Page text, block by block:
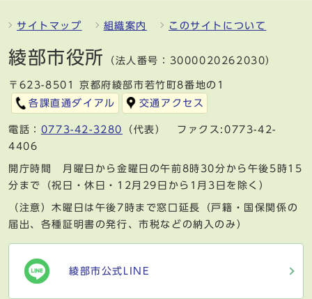
サイトマップ 組織案内 このサイトについて
綾部市役所 （法人番号：3000020262030）
〒623-8501 京都府綾部市若竹町8番地の1
各課直通ダイアル
交通アクセス
電話： 0773-42-3280
（代表） ファクス:0773-42-
4406
開庁時間 月曜日から金曜日の午前8時30分から午後5時15
分まで（祝日・休日・12月29日から1月3日を除く）
（注意）木曜日は午後7時まで窓口延長（戸籍・国保関係の
届出、各種証明書の発行、市税などの納入のみ）
綾部市公式LINE